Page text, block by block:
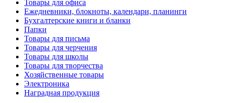
Товары для офиса
Ежедневники, блокноты, календари, планинги
Бухгалтерские книги и бланки
Папки
Товары для письма
Товары для черчения
Товары для школы
Товары для творчества
Хозяйственные товары
Электроника
Наградная продукция